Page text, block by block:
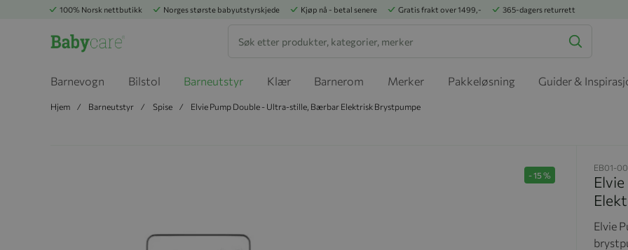
100% Norsk nettbutikk Norges største babyutstyrskjede Kjøp nå - betal senere Gratis frakt over 1499,- 365-dagers returrett
Barnevogn Bilstol Barneutstyr Klær Barnerom Merker Pakkeløsning Guider &
Hjem Barneutstyr Spise Elvie Pump Double - Ultra-stille, Bærbar Elektrisk Brystpumpe
-15%
EB01-
Elvie